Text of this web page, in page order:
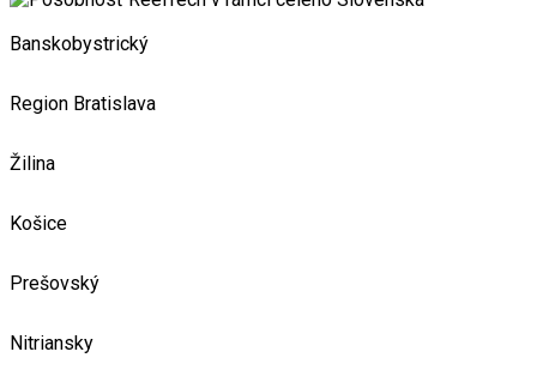
Banskobystrický
Region Bratislava
Žilina
Košice
Prešovský
Nitriansky